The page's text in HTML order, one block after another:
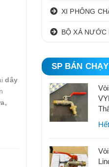
dây
SP BÁN